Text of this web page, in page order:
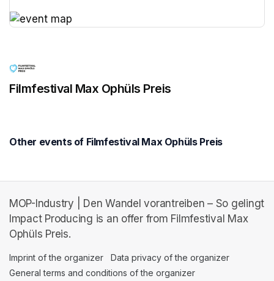
Filmfestival Max Ophüls Preis
Other events of Filmfestival Max Ophüls Preis
MOP-Industry | Den Wandel vorantreiben – So gelingt
Impact Producing is an offer from Filmfestival Max
Ophüls Preis.
Imprint of the organizer (opens in a new tab)
Data privacy of the organizer
General terms and conditions of the organizer